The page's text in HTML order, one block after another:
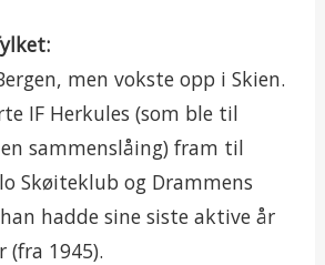
men vokste opp i Skien.
IF Herkules (som ble til
sammenslåing) fram til
Skøiteklub og Drammens
hadde sine siste aktive år
(fra 1945).